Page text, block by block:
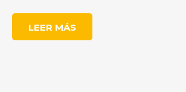
LEER MÁS